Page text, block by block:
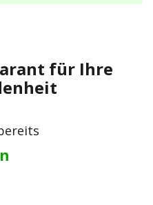
für Ihre